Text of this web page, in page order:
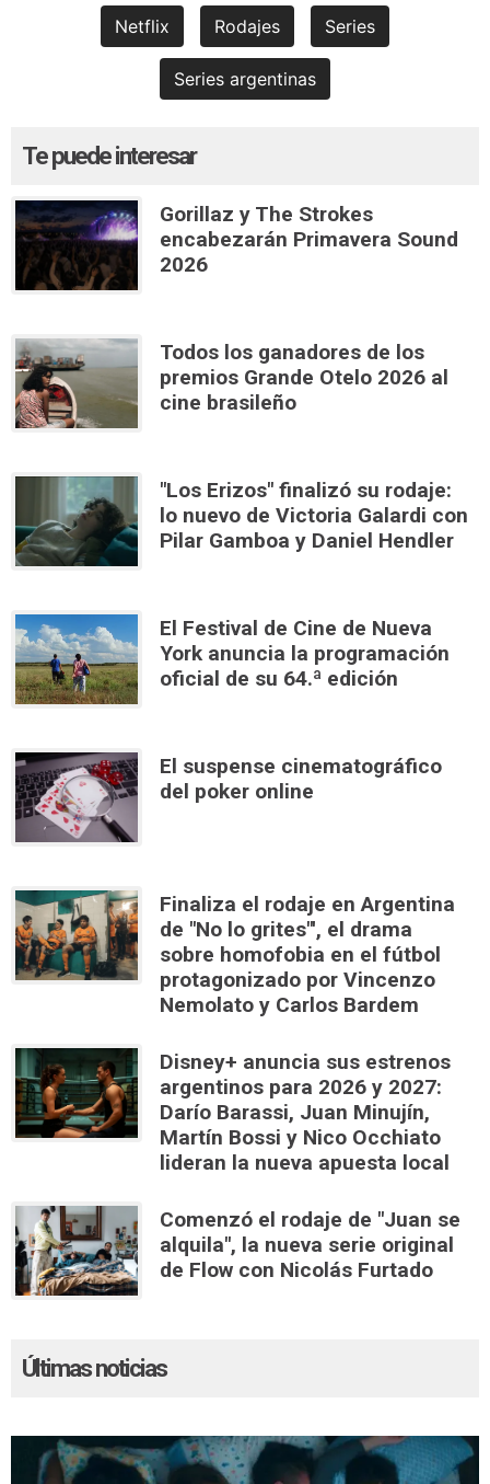
Netflix Rodajes Series
Series argentinas
Te puede interesar
Gorillaz y The Strokes
encabezarán Primavera Sound
2026
Todos los ganadores de los
premios Grande Otelo 2026 al
cine brasileño
"Los Erizos" finalizó su rodaje:
lo nuevo de Victoria Galardi con
Pilar Gamboa y Daniel Hendler
El Festival de Cine de Nueva
York anuncia la programación
oficial de su 64.ª edición
El suspense cinematográfico
del poker online
Finaliza el rodaje en Argentina
de "No lo grites"', el drama
sobre homofobia en el fútbol
protagonizado por Vincenzo
Nemolato y Carlos Bardem
Disney+ anuncia sus estrenos
argentinos para 2026 y 2027:
Darío Barassi, Juan Minujín,
Martín Bossi y Nico Occhiato
lideran la nueva apuesta local
Comenzó el rodaje de "Juan se
alquila", la nueva serie original
de Flow con Nicolás Furtado
Últimas noticias